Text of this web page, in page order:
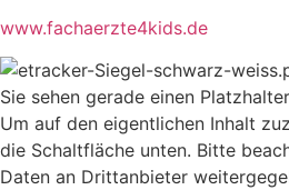
www.fachaerzte4kids.de
Sie sehen gerade einen
Um auf den eigentlichen Inhalt
die Schaltfläche unten. Bitte
Daten an Drittanbieter